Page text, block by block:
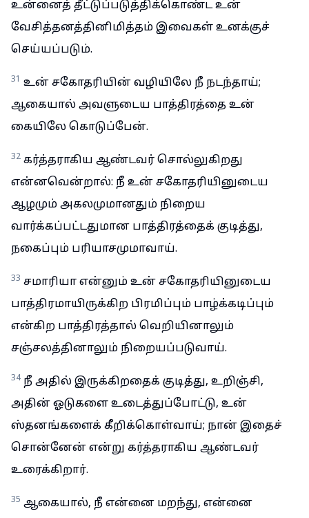
உன்னைத் தீட்டுப்படுத்திக்கொண்ட உன்
வேசித்தனத்தினிமித்தம் இவைகள் உனக்குச்
செய்யப்படும்.
31 உன் சகோதரியின் வழியிலே நீ நடந்தாய்;
ஆகையால் அவளுடைய பாத்திரத்தை உன்
கையிலே கொடுப்பேன்.
32 கர்த்தராகிய ஆண்டவர் சொல்லுகிறது
என்னவென்றால்: நீ உன் சகோதரியினுடைய
ஆழமும் அகலமுமானதும் நிறைய
வார்க்கப்பட்டதுமான பாத்திரத்தைக் குடித்து,
நகைப்பும் பரியாசமுமாவாய்.
33 சமாரியா என்னும் உன் சகோதரியினுடைய
பாத்திரமாயிருக்கிற பிரமிப்பும் பாழ்க்கடிப்பும்
என்கிற பாத்திரத்தால் வெறியினாலும்
சஞ்சலத்தினாலும் நிறையப்படுவாய்.
34 நீ அதில் இருக்கிறதைக் குடித்து, உறிஞ்சி,
அதின் ஓடுகளை உடைத்துப்போட்டு, உன்
ஸ்தனங்களைக் கீறிக்கொள்வாய்; நான் இதைச்
சொன்னேன் என்று கர்த்தராகிய ஆண்டவர்
உரைக்கிறார்.
35 ஆகையால், நீ என்னை மறந்து, என்னை